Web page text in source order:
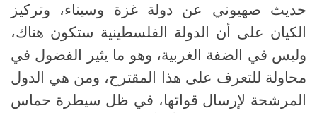
حديث صهيوني عن دولة غزة وسيناء، وتركيز
الكيان على أن الدولة الفلسطينية ستكون هناك،
وليس في الضفة الغربية، وهو ما يثير الفضول في
محاولة للتعرف على هذا المقترح، ومن هي الدول
المرشحة لإرسال قواتها، في ظل سيطرة حماس